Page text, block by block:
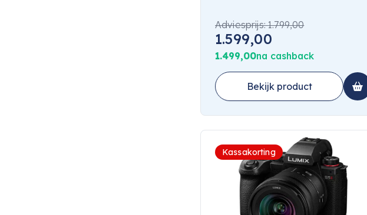
Adviesprijs: 1.799,00
1.599,00
1.499,00na cashback
Bekijk product
Kassakorting